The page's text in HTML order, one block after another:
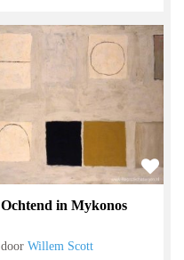
Ochtend in Mykonos
doorWillem Scott